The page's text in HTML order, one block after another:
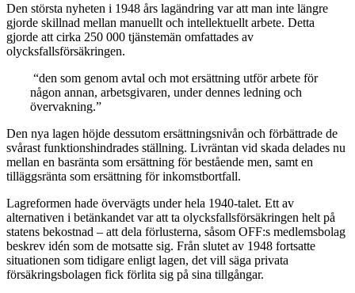
Den största nyheten i 1948 års lagändring var att man inte längre
gjorde skillnad mellan manuellt och intellektuellt arbete. Detta
gjorde att cirka 250 000 tjänstemän omfattades av
olycksfallsförsäkringen.
“den som genom avtal och mot ersättning utför arbete för
någon annan, arbetsgivaren, under dennes ledning och
övervakning.”
Den nya lagen höjde dessutom ersättningsnivån och förbättrade de
svårast funktionshindrades ställning. Livräntan vid skada delades nu
mellan en basränta som ersättning för bestående men, samt en
tilläggsränta som ersättning för inkomstbortfall.
Lagreformen hade övervägts under hela 1940-talet. Ett av
alternativen i betänkandet var att ta olycksfallsförsäkringen helt på
statens bekostnad – att dela förlusterna, såsom OFF:s medlemsbolag
beskrev idén som de motsatte sig. Från slutet av 1948 fortsatte
situationen som tidigare enligt lagen, det vill säga privata
försäkringsbolagen fick förlita sig på sina tillgångar.